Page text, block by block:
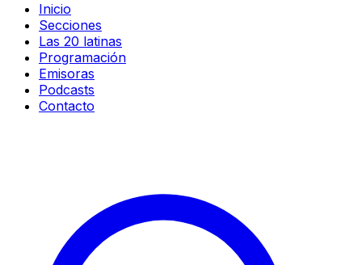
Inicio
Secciones
Las 20 latinas
Programación
Emisoras
Podcasts
Contacto